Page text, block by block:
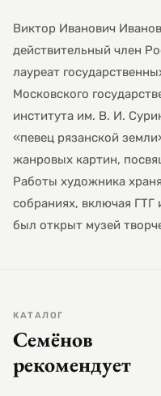
Виктор Иванович
действительный член
лауреат
Московского
института им. В. И.
«певец рязанской
жанровых картин,
Работы художника
собраниях, включая
был открыт музей
КАТАЛОГ
Семёнов
рекомендует